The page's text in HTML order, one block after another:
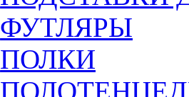
ФУТЛЯРЫ
ПОЛКИ